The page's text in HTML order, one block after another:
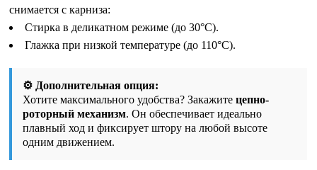
снимается с карниза:
Стирка в деликатном режиме (до 30°C).
Глажка при низкой температуре (до 110°C).
⚙️ Дополнительная опция:
Хотите максимального удобства? Закажитецепно-
роторный механизм. Он обеспечивает идеально
плавный ход и фиксирует штору на любой высоте
одним движением.